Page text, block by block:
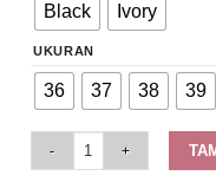
Black Ivory
UKURAN
36 37 38 39